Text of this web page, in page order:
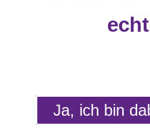
Ja, ich bin